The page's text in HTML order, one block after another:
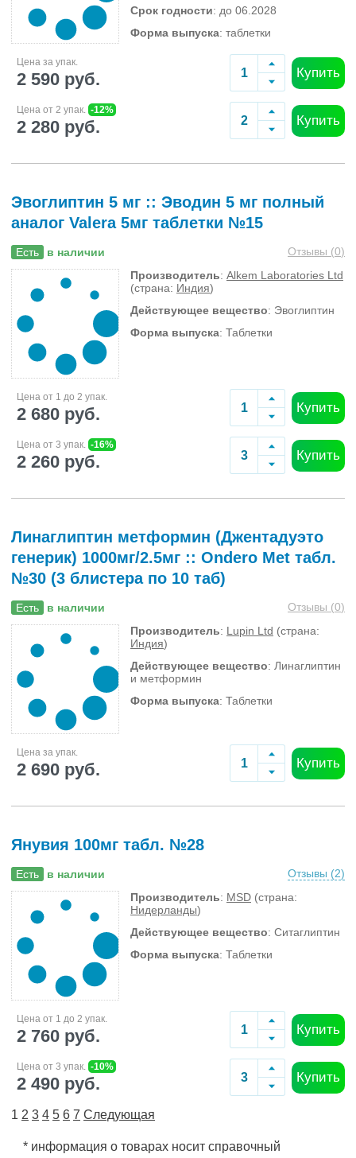
Срок годности: до 06.2028
Форма выпуска: таблетки
Цена за упак.
2 590 руб. Купить
Цена от 2 упак. -12%
2 280 руб. Купить
Эвоглиптин 5 мг :: Эводин 5 мг полный
аналог Valera 5мг таблетки №15
Есть в наличии Отзывы (0)
Производитель: Alkem Laboratories Ltd
(страна: Индия)
Действующее вещество: Эвоглиптин
Форма выпуска: Таблетки
Цена от 1 до 2 упак.
2 680 руб. Купить
Цена от 3 упак. -16%
2 260 руб. Купить
Линаглиптин метформин (Джентадуэто
генерик) 1000мг/2.5мг :: Ondero Met табл.
№30 (3 блистера по 10 таб)
Есть в наличии Отзывы (0)
Производитель: Lupin Ltd (страна:
Индия)
Действующее вещество: Линаглиптин
и метформин
Форма выпуска: Таблетки
Цена за упак.
2 690 руб. Купить
Янувия 100мг табл. №28
Есть в наличии Отзывы (2)
Производитель: MSD (страна:
Нидерланды)
Действующее вещество: Ситаглиптин
Форма выпуска: Таблетки
Цена от 1 до 2 упак.
2 760 руб. Купить
Цена от 3 упак. -10%
2 490 руб. Купить
1 2 3 4 5 6 7 Следующая
* информация о товарах носит справочный